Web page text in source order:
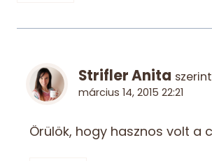
Strifler Anita
március 14, 2015 22:21
Örülök, hogy hasznos volt a